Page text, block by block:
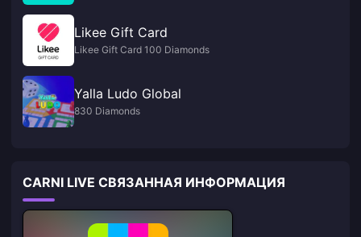
Likee Gift Card
Likee Gift Card 100 Diamonds
Yalla Ludo Global
830 Diamonds
CARNI LIVE СВЯЗАННАЯ ИНФОРМАЦИЯ